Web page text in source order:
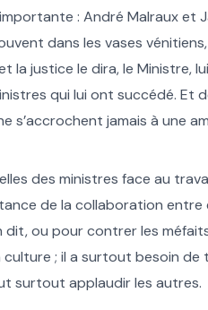
: André Malraux et
dans les vases
la justice le dira, le Ministre,
qui lui ont succédé. Et
s’accrochent jamais à une
des ministres face au
de la collaboration entre
ou pour contrer les méfaits
; il a surtout besoin
surtout applaudir les autres.